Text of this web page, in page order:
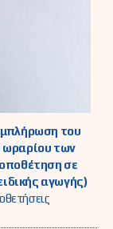
του
ωραρίου των
σε
αγωγής)